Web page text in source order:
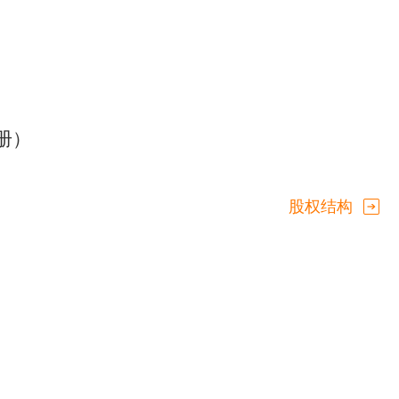
股权结构